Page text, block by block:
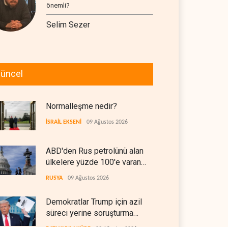
önemli?
Selim Sezer
Normalleşme nedir?
İSRAİL EKSENİ 09 Ağustos 2026
ABD'den Rus petrolünü alan
ülkelere yüzde 100'e varan
gümrük vergisi
RUSYA 09 Ağustos 2026
Demokratlar Trump için azil
süreci yerine soruşturma
hazırlıyor